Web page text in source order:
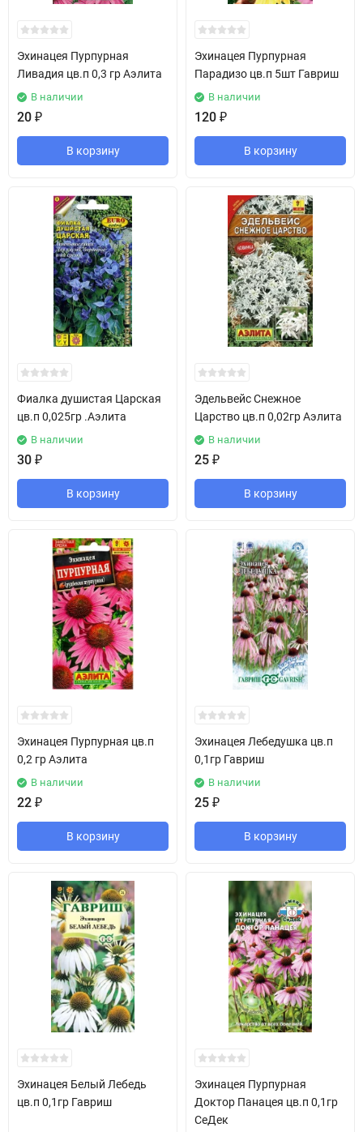
Эхинацея Пурпурная
Ливадия цв.п 0,3 гр Аэлита
В наличии
20 ₽
В корзину
Эхинацея Пурпурная
Парадизо цв.п 5шт Гавриш
В наличии
120 ₽
В корзину
Фиалка душистая Царская
цв.п 0,025гр .Аэлита
В наличии
30 ₽
В корзину
Эдельвейс Снежное
Царство цв.п 0,02гр Аэлита
В наличии
25 ₽
В корзину
Эхинацея Пурпурная цв.п
0,2 гр Аэлита
В наличии
22 ₽
В корзину
Эхинацея Лебедушка цв.п
0,1гр Гавриш
В наличии
25 ₽
В корзину
Эхинацея Белый Лебедь
цв.п 0,1гр Гавриш
Эхинацея Пурпурная
Доктор Панацея цв.п 0,1гр
СеДек